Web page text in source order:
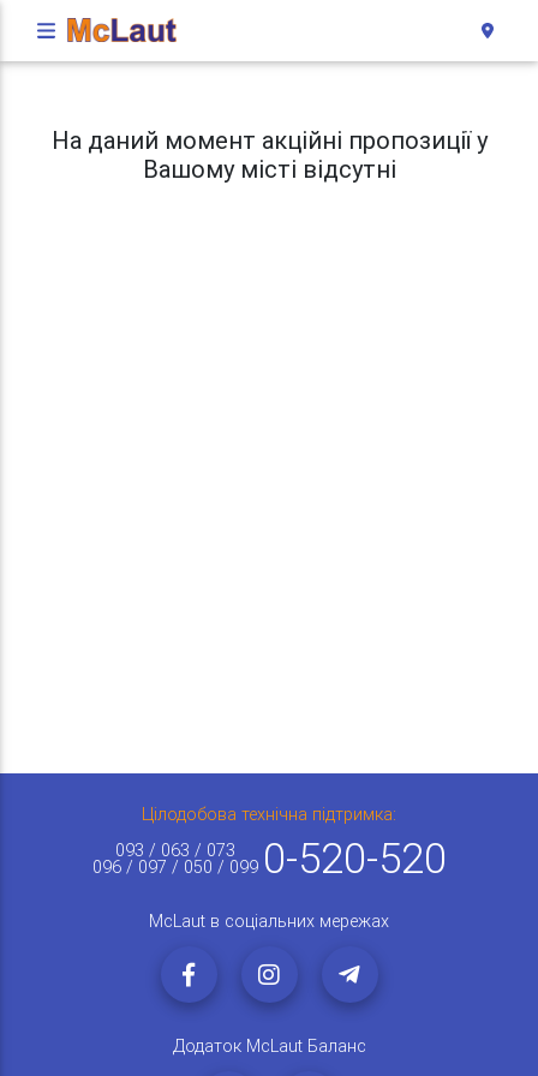
На даний момент акційні пропозиції у
Вашому місті відсутні
Цілодобова технічна підтримка:
093 / 063 / 073
096 / 097 / 050 / 099 0-520-520
McLaut в соціальних мережах
Додаток McLaut Баланс